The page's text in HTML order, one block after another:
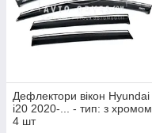
Дефлектори вікон Hyundai
i20 2020-... - тип: з хромом
4 шт